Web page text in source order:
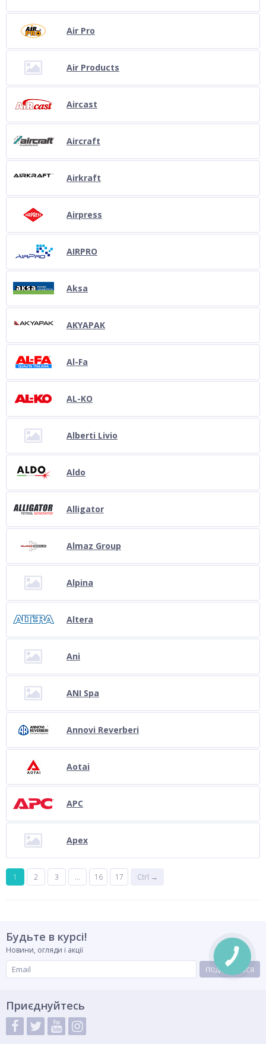
Air Pro
Air Products
Aircast
Aircraft
Airkraft
Airpress
AIRPRO
Aksa
AKYAPAK
Al-Fa
AL-KO
Alberti Livio
Aldo
Alligator
Almaz Group
Alpina
Altera
Ani
ANI Spa
Annovi Reverberi
Aotai
APC
Apex
1 2 3 ... 16 17 Ctrl →
Будьте в курсі!
Новини, огляди і акції
ПОДПИСАТЬСЯ
Приєднуйтесь
КНОПКА
СВЯЗИ